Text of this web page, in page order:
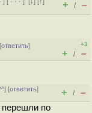
+ / –
ответить]
+3
+ / –
] [ответить]
+ / –
по